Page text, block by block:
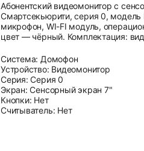
Абонентский видеомонитор с
Смартсекьюрити, серия 0, модель
микрофон, WI-FI модуль,
цвет — чёрный. Комплектация:
Система: Домофон
Устройство: Видеомонитор
Серия: Серия 0
Экран: Сенсорный экран 7"
Кнопки: Нет
Считыватель: Нет